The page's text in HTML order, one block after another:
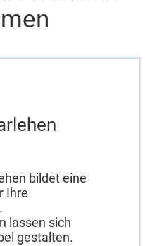
bildet eine
Ihre
lassen sich
gestalten.